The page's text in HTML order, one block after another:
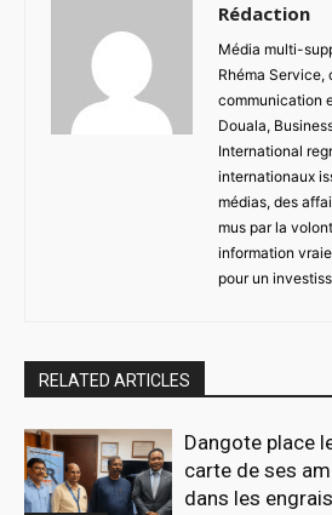
Rédaction
Média multi-
Rhéma Service,
communication
Douala,
International
internationaux
médias, des
mus par la
information
pour un
RELATED ARTICLES
Dangote place
carte de ses
dans les engrais